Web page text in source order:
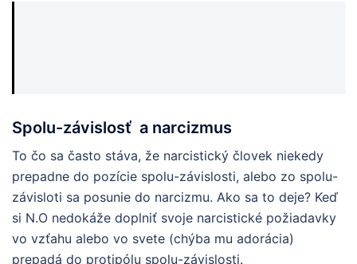
Spolu-závislosť a narcizmus
To čo sa často stáva, že narcistický človek niekedy
prepadne do pozície spolu-závislosti, alebo zo spolu-
závisloti sa posunie do narcizmu. Ako sa to deje? Keď
si N.O nedokáže doplniť svoje narcistické požiadavky
vo vzťahu alebo vo svete (chýba mu adorácia)
prepadá do protipólu spolu-závislosti.